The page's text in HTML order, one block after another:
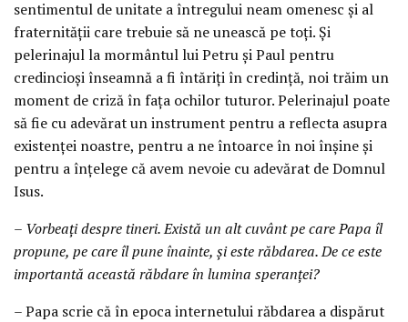
sentimentul de unitate a întregului neam omenesc și al
fraternității care trebuie să ne unească pe toți. Și
pelerinajul la mormântul lui Petru și Paul pentru
credincioși înseamnă a fi întăriți în credință, noi trăim un
moment de criză în fața ochilor tuturor. Pelerinajul poate
să fie cu adevărat un instrument pentru a reflecta asupra
existenței noastre, pentru a ne întoarce în noi înșine și
pentru a înțelege că avem nevoie cu adevărat de Domnul
Isus.
– Vorbeați despre tineri. Există un alt cuvânt pe care Papa îl
propune, pe care îl pune înainte, și este răbdarea. De ce este
importantă această răbdare în lumina speranței?
– Papa scrie că în epoca internetului răbdarea a dispărut